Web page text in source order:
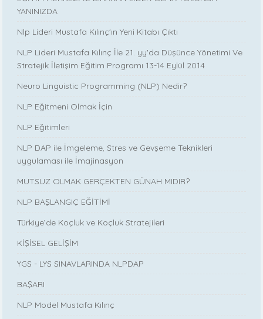
YANINIZDA
Nlp Lideri Mustafa Kılınç'ın Yeni Kitabı Çıktı
NLP Lideri Mustafa Kılınç İle 21. yy'da Düşünce Yönetimi Ve
Stratejik İletişim Eğitim Programı 13-14 Eylül 2014
Neuro Linguistic Programming (NLP) Nedir?
NLP Eğitmeni Olmak İçin
NLP Eğitimleri
NLP DAP ile İmgeleme, Stres ve Gevşeme Teknikleri
uygulaması ile İmajinasyon
MUTSUZ OLMAK GERÇEKTEN GÜNAH MIDIR?
NLP BAŞLANGIÇ EĞİTİMİ
Türkiye’de Koçluk ve Koçluk Stratejileri
KİŞİSEL GELİŞİM
YGS - LYS SINAVLARINDA NLPDAP
BAŞARI
NLP Model Mustafa Kılınç